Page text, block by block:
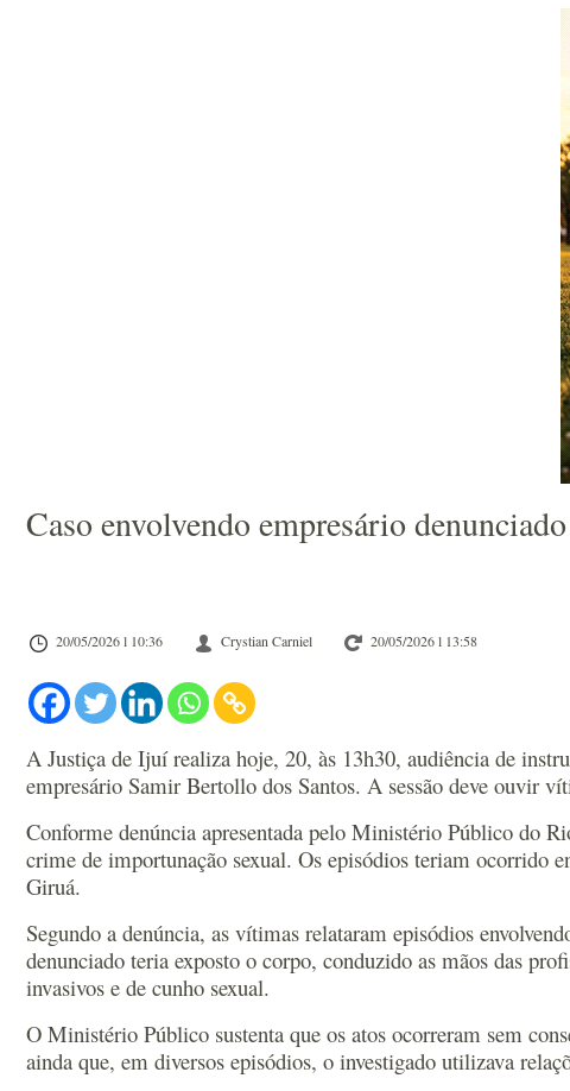
Caso envolvendo empresário
20/05/2026 l 10:36 Crystian Carniel 20/05/2026 l 13:58
A Justiça de Ijuí realiza hoje, 20, às 13h30, audiência de
empresário Samir Bertollo dos Santos. A sessão deve ouvir
Conforme denúncia apresentada pelo Ministério Público do
crime de importunação sexual. Os episódios teriam ocorrido
Giruá.
Segundo a denúncia, as vítimas relataram episódios
denunciado teria exposto o corpo, conduzido as mãos das
invasivos e de cunho sexual.
O Ministério Público sustenta que os atos ocorreram sem
ainda que, em diversos episódios, o investigado utilizava